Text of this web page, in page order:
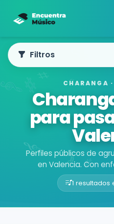
CHARANGA
para
Perfiles públicos de
en Valencia. Con
1 resultados
Buscador de músicos
Filtros